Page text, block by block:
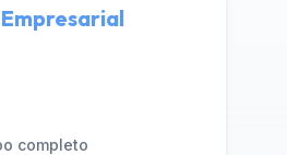
completo